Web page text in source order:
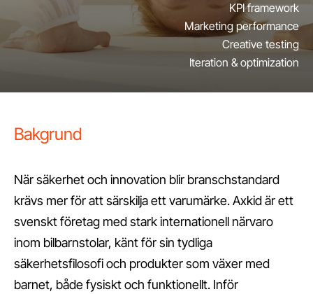
KPI framework
Marketing performance
Creative testing
Iteration & optimization
Bakgrund
När säkerhet och innovation blir branschstandard
krävs mer för att särskilja ett varumärke. Axkid är ett
svenskt företag med stark internationell närvaro
inom bilbarnstolar, känt för sin tydliga
säkerhetsfilosofi och produkter som växer med
barnet, både fysiskt och funktionellt. Inför